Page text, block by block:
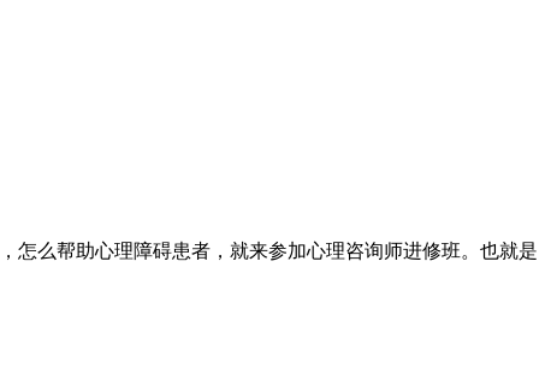
怎么帮助心理障碍患者，就来参加心理咨询师进修班。也就是